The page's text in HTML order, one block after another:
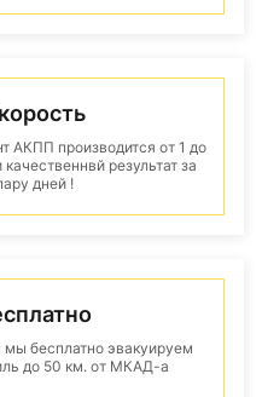
АКПП производится от 1 до
результат за
дней !
мы бесплатно эвакуируем
до 50 км. от МКАД-а